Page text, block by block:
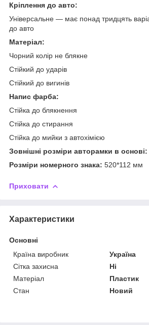
Кріплення до авто:
Універсальне — має понад тридцять
до авто
Матеріал:
Чорний колір не блякне
Стійкий до ударів
Стійкий до вигинів
Напис фарба:
Стійка до блякнення
Стійка до стирання
Стійка до мийки з автохімією
Зовнішні розміри авторамки в основі:
Розміри номерного знака: 520*112 мм
Приховати
Характеристики
Основні
Країна виробник
Україна
Сітка захисна
Ні
Матеріал
Пластик
Стан
Новий